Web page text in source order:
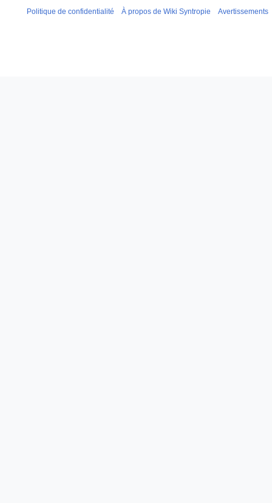
Politique de confidentialité À propos de Wiki Syntropie Avertissements